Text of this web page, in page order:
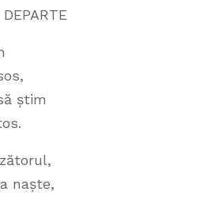
știm
naște,